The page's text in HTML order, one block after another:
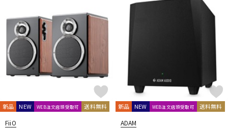
YAXI
ZAOR
ZOOM
ZYLIA
キョーリツ トーリハン パイン・クリエイト
山本音響工芸
DrAlienSmith
cmf by NOTHING
Wavebone
Harrison Audio SDM / Family Labo
新品 NEW WEB注文店頭受取可 送料無料
FiiO
新品 NEW WEB注文店頭受取可 送料無料
ADAM